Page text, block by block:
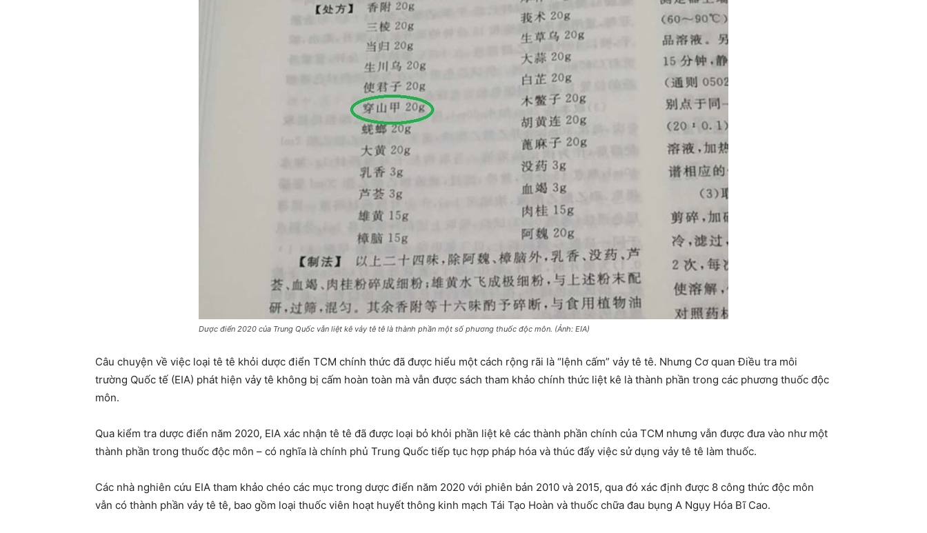
Dược điển 2020 của Trung Quốc vẫn liệt kê vảy tê tê là thành phần một số phương thuốc độc môn. (Ảnh: EIA)
Câu chuyện về việc loại tê tê khỏi dược điển TCM chính thức đã được hiểu một cách rộng rãi là “lệnh cấm” vảy tê tê. Nhưng Cơ quan Điều tra môi
trường Quốc tế (EIA) phát hiện vảy tê không bị cấm hoàn toàn mà vẫn được sách tham khảo chính thức liệt kê là thành phần trong các phương thuốc độc
môn.
Qua kiểm tra dược điển năm 2020, EIA xác nhận tê tê đã được loại bỏ khỏi phần liệt kê các thành phần chính của TCM nhưng vẫn được đưa vào như một
thành phần trong thuốc độc môn – có nghĩa là chính phủ Trung Quốc tiếp tục hợp pháp hóa và thúc đẩy việc sử dụng vảy tê tê làm thuốc.
Các nhà nghiên cứu EIA tham khảo chéo các mục trong dược điển năm 2020 với phiên bản 2010 và 2015, qua đó xác định được 8 công thức độc môn
vẫn có thành phần vảy tê tê, bao gồm loại thuốc viên hoạt huyết thông kinh mạch Tái Tạo Hoàn và thuốc chữa đau bụng A Ngụy Hóa Bĩ Cao.